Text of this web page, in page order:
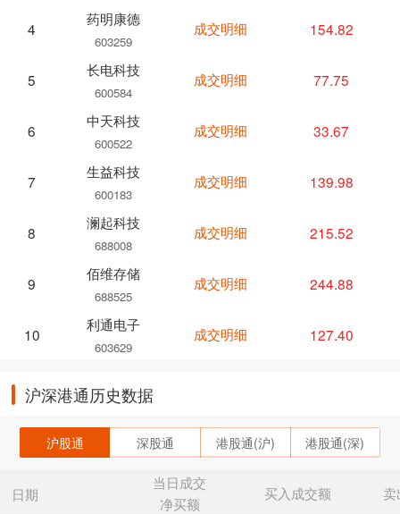
4
药明康德
603259
5
长电科技
600584
6
中天科技
600522
7
生益科技
600183
8
澜起科技
688008
9
佰维存储
688525
10
利通电子
603629
成交明细 154.82
成交明细 77.75
成交明细 33.67
成交明细 139.98
成交明细 215.52
成交明细 244.88
成交明细 127.40
沪深港通历史数据
沪股通 深股通 港股通(沪) 港股通(深)
日期
当日成交
净买额
买入成交额 卖